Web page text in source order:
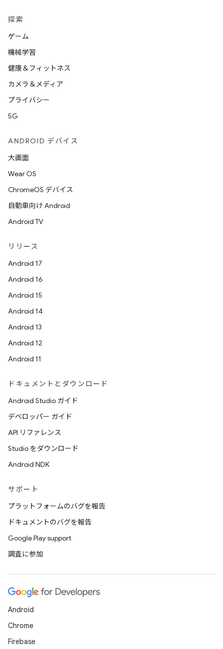
探索
ゲーム
機械学習
健康＆フィットネス
カメラ＆メディア
プライバシー
5G
ANDROID デバイス
大画面
Wear OS
ChromeOS デバイス
自動車向け Android
Android TV
リリース
Android 17
Android 16
Android 15
Android 14
Android 13
Android 12
Android 11
ドキュメントとダウンロード
Android Studio ガイド
デベロッパー ガイド
API リファレンス
Studio をダウンロード
Android NDK
サポート
プラットフォームのバグを報告
ドキュメントのバグを報告
Google Play support
調査に参加
Android
Chrome
Firebase